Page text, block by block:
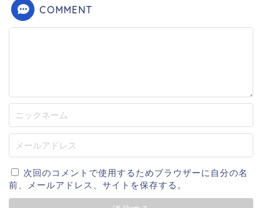
COMMENT
次回のコメントで使用するためブラウザーに自分の名
前、メールアドレス、サイトを保存する。